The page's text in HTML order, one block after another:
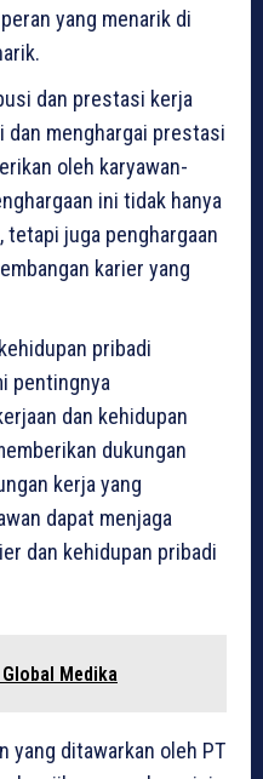
yang menarik di
dan prestasi kerja
dan menghargai prestasi
oleh karyawan-
ini tidak hanya
tetapi juga penghargaan
karier yang
pribadi
pentingnya
dan kehidupan
dukungan
kerja yang
dapat menjaga
dan kehidupan pribadi
Medika
yang ditawarkan oleh PT